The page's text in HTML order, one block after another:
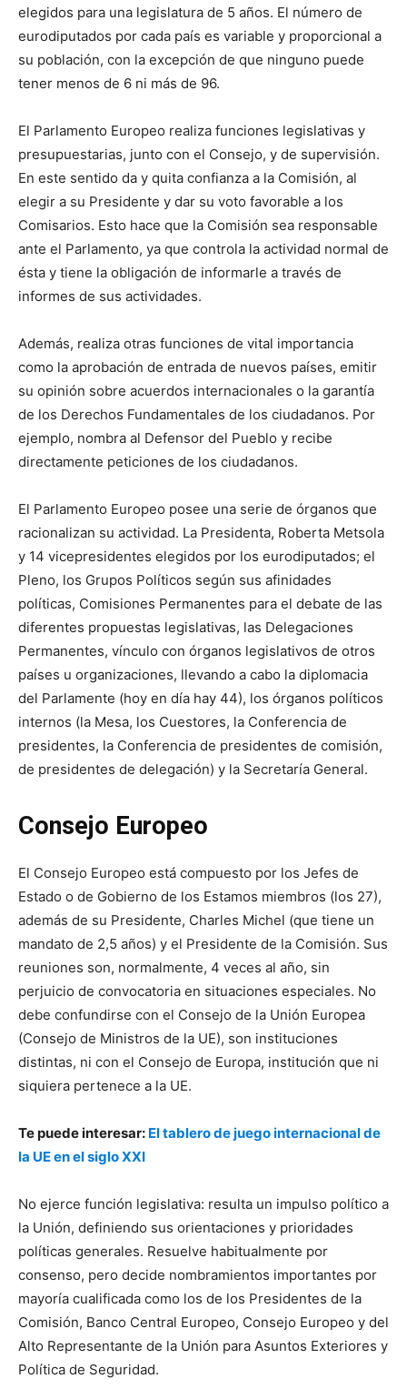
elegidos para una legislatura de 5 años. El número de
eurodiputados por cada país es variable y proporcional a
su población, con la excepción de que ninguno puede
tener menos de 6 ni más de 96.
El Parlamento Europeo realiza funciones legislativas y
presupuestarias, junto con el Consejo, y de supervisión.
En este sentido da y quita confianza a la Comisión, al
elegir a su Presidente y dar su voto favorable a los
Comisarios. Esto hace que la Comisión sea responsable
ante el Parlamento, ya que controla la actividad normal de
ésta y tiene la obligación de informarle a través de
informes de sus actividades.
Además, realiza otras funciones de vital importancia
como la aprobación de entrada de nuevos países, emitir
su opinión sobre acuerdos internacionales o la garantía
de los Derechos Fundamentales de los ciudadanos. Por
ejemplo, nombra al Defensor del Pueblo y recibe
directamente peticiones de los ciudadanos.
El Parlamento Europeo posee una serie de órganos que
racionalizan su actividad. La Presidenta, Roberta Metsola
y 14 vicepresidentes elegidos por los eurodiputados; el
Pleno, los Grupos Políticos según sus afinidades
políticas, Comisiones Permanentes para el debate de las
diferentes propuestas legislativas, las Delegaciones
Permanentes, vínculo con órganos legislativos de otros
países u organizaciones, llevando a cabo la diplomacia
del Parlamente (hoy en día hay 44), los órganos políticos
internos (la Mesa, los Cuestores, la Conferencia de
presidentes, la Conferencia de presidentes de comisión,
de presidentes de delegación) y la Secretaría General.
Consejo Europeo
El Consejo Europeo está compuesto por los Jefes de
Estado o de Gobierno de los Estamos miembros (los 27),
además de su Presidente, Charles Michel (que tiene un
mandato de 2,5 años) y el Presidente de la Comisión. Sus
reuniones son, normalmente, 4 veces al año, sin
perjuicio de convocatoria en situaciones especiales. No
debe confundirse con el Consejo de la Unión Europea
(Consejo de Ministros de la UE), son instituciones
distintas, ni con el Consejo de Europa, institución que ni
siquiera pertenece a la UE.
Te puede interesar: El tablero de juego internacional de
la UE en el siglo XXI
No ejerce función legislativa: resulta un impulso político a
la Unión, definiendo sus orientaciones y prioridades
políticas generales. Resuelve habitualmente por
consenso, pero decide nombramientos importantes por
mayoría cualificada como los de los Presidentes de la
Comisión, Banco Central Europeo, Consejo Europeo y del
Alto Representante de la Unión para Asuntos Exteriores y
Política de Seguridad.